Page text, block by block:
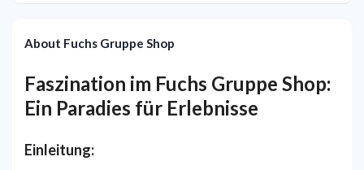
About Fuchs Gruppe Shop
Faszination im Fuchs Gruppe Shop:
Ein Paradies für Erlebnisse
Einleitung: